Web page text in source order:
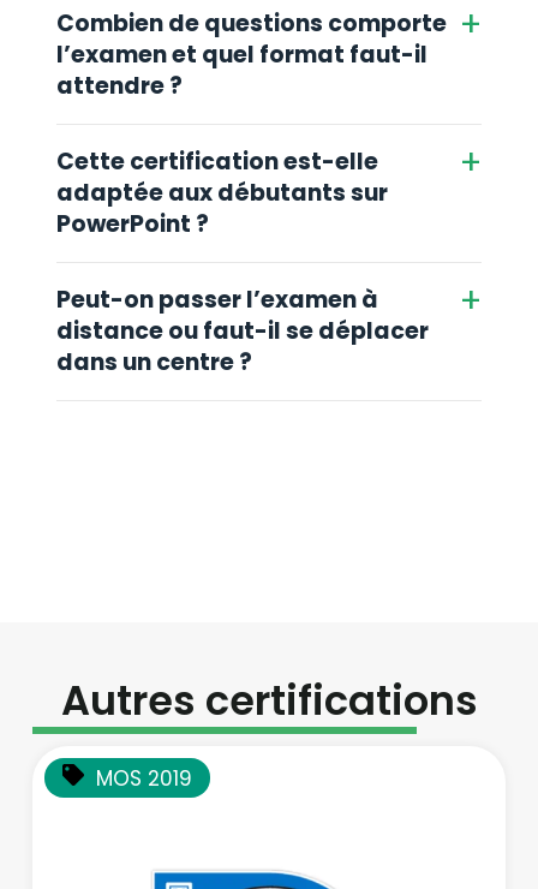
Combien de questions comporte
l’examen et quel format faut-il
attendre ?
+
Cette certification est-elle
adaptée aux débutants sur
PowerPoint ?
+
Peut-on passer l’examen à
distance ou faut-il se déplacer
dans un centre ?
+
Autres certifications
MOS 2019